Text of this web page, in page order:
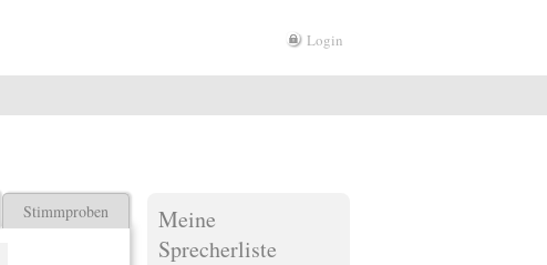
Login
Stimmproben
Meine
Sprecherliste